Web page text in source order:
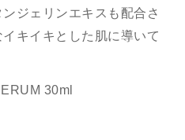
ジェリンエキスも配合さ
キイキとした肌に導いて
30ml